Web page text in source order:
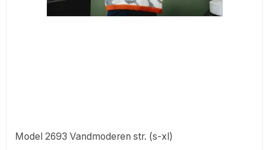
Model 2693 Vandmoderen str. (s-xl)